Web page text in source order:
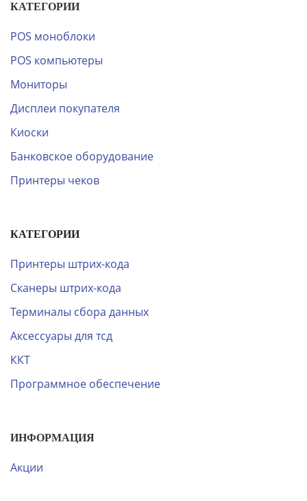
КАТЕГОРИИ
POS моноблоки
POS компьютеры
Мониторы
Дисплеи покупателя
Киоски
Банковское оборудование
Принтеры чеков
КАТЕГОРИИ
Принтеры штрих-кода
Сканеры штрих-кода
Терминалы сбора данных
Аксессуары для тсд
ККТ
Программное обеспечение
ИНФОРМАЦИЯ
Акции